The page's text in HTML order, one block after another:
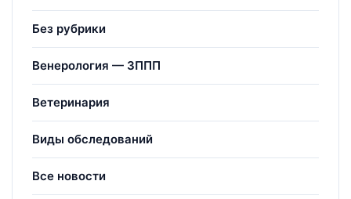
Без рубрики
Венерология — ЗППП
Ветеринария
Виды обследований
Все новости